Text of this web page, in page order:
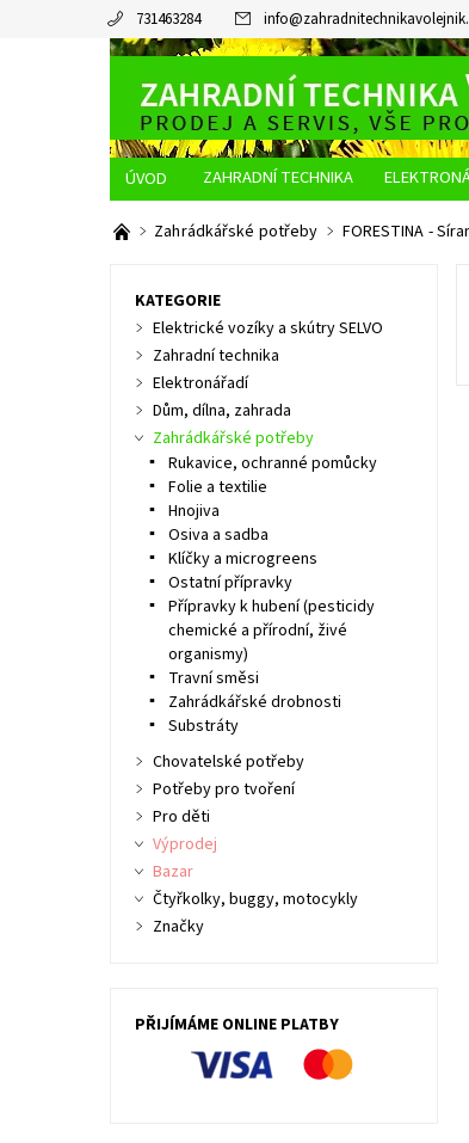
731463284 info@
ZAHRADNÍ TECHNIKA
O NÁS
JAK NAKUPOVAT DOPRAVA A
Zahrádkářské potřeby FORESTINA -
KATEGORIE
Elektrické vozíky a skútry SELVO
Zahradní technika
Elektronářadí
Dům, dílna, zahrada
Zahrádkářské potřeby
Rukavice, ochranné pomůcky
Folie a textilie
Hnojiva
Osiva a sadba
Klíčky a microgreens
Ostatní přípravky
Přípravky k hubení (pesticidy
chemické a přírodní, živé
organismy)
Travní směsi
Zahrádkářské drobnosti
Substráty
Chovatelské potřeby
Potřeby pro tvoření
Pro děti
Výprodej
Bazar
Čtyřkolky, buggy, motocykly
Značky
PŘIJÍMÁME ONLINE PLATBY